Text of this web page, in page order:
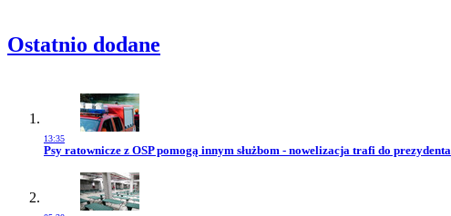
Ostatnio dodane
13:35
Przejdź do artykułu:
Psy ratownicze z OSP pomogą innym służbom - nowelizacja trafi do prezydenta